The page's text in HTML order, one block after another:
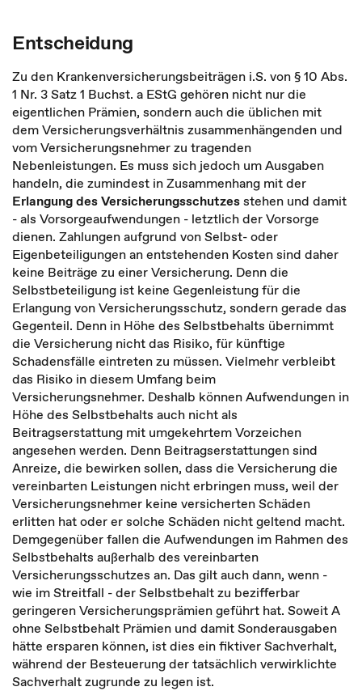
Entscheidung
Zu den Krankenversicherungsbeiträgen i.S. von § 10 Abs.
1 Nr. 3 Satz 1 Buchst. a EStG gehören nicht nur die
eigentlichen Prämien, sondern auch die üblichen mit
dem Versicherungsverhältnis zusammenhängenden und
vom Versicherungsnehmer zu tragenden
Nebenleistungen. Es muss sich jedoch um Ausgaben
handeln, die zumindest in Zusammenhang mit der
Erlangung des Versicherungsschutzesstehen und damit
- als Vorsorgeaufwendungen - letztlich der Vorsorge
dienen. Zahlungen aufgrund von Selbst- oder
Eigenbeteiligungen an entstehenden Kosten sind daher
keine Beiträge zu einer Versicherung. Denn die
Selbstbeteiligung ist keine Gegenleistung für die
Erlangung von Versicherungsschutz, sondern gerade das
Gegenteil. Denn in Höhe des Selbstbehalts übernimmt
die Versicherung nicht das Risiko, für künftige
Schadensfälle eintreten zu müssen. Vielmehr verbleibt
das Risiko in diesem Umfang beim
Versicherungsnehmer. Deshalb können Aufwendungen in
Höhe des Selbstbehalts auch nicht als
Beitragserstattung mit umgekehrtem Vorzeichen
angesehen werden. Denn Beitragserstattungen sind
Anreize, die bewirken sollen, dass die Versicherung die
vereinbarten Leistungen nicht erbringen muss, weil der
Versicherungsnehmer keine versicherten Schäden
erlitten hat oder er solche Schäden nicht geltend macht.
Demgegenüber fallen die Aufwendungen im Rahmen des
Selbstbehalts außerhalb des vereinbarten
Versicherungsschutzes an. Das gilt auch dann, wenn -
wie im Streitfall - der Selbstbehalt zu bezifferbar
geringeren Versicherungsprämien geführt hat. Soweit A
ohne Selbstbehalt Prämien und damit Sonderausgaben
hätte ersparen können, ist dies ein fiktiver Sachverhalt,
während der Besteuerung der tatsächlich verwirklichte
Sachverhalt zugrunde zu legen ist.